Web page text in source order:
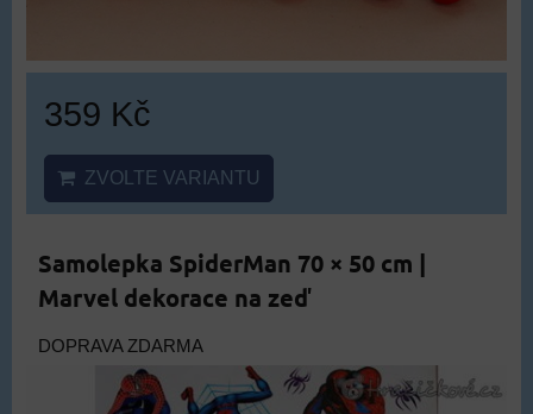
359 Kč
ZVOLTE VARIANTU
Samolepka SpiderMan 70 × 50 cm |
Marvel dekorace na zeď
DOPRAVA ZDARMA